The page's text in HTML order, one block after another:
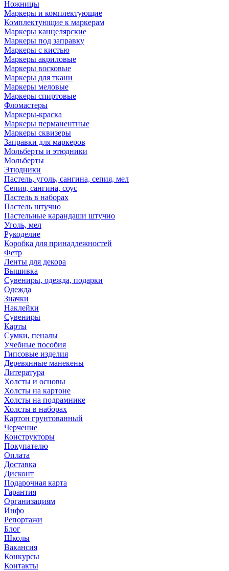
Ножницы
Маркеры и комплектующие
Комплектующие к маркерам
Маркеры канцелярские
Маркеры под заправку
Маркеры с кистью
Маркеры акриловые
Маркеры восковые
Маркеры для ткани
Маркеры меловые
Маркеры спиртовые
Фломастеры
Маркеры-краска
Маркеры перманентные
Маркеры сквизеры
Заправки для маркеров
Мольберты и этюдники
Мольберты
Этюдники
Пастель, уголь, сангина, сепия, мел
Сепия, сангина, соус
Пастель в наборах
Пастель штучно
Пастельные карандаши штучно
Уголь, мел
Рукоделие
Коробка для принадлежностей
Фетр
Ленты для декора
Вышивка
Сувениры, одежда, подарки
Одежда
Значки
Наклейки
Сувениры
Карты
Сумки, пеналы
Учебные пособия
Гипсовые изделия
Деревянные манекены
Литература
Холсты и основы
Холсты на картоне
Холсты на подрамнике
Холсты в наборах
Картон грунтованный
Черчение
Конструкторы
Покупателю
Оплата
Доставка
Дисконт
Подарочная карта
Гарантия
Организациям
Инфо
Репортажи
Блог
Школы
Вакансия
Конкурсы
Контакты